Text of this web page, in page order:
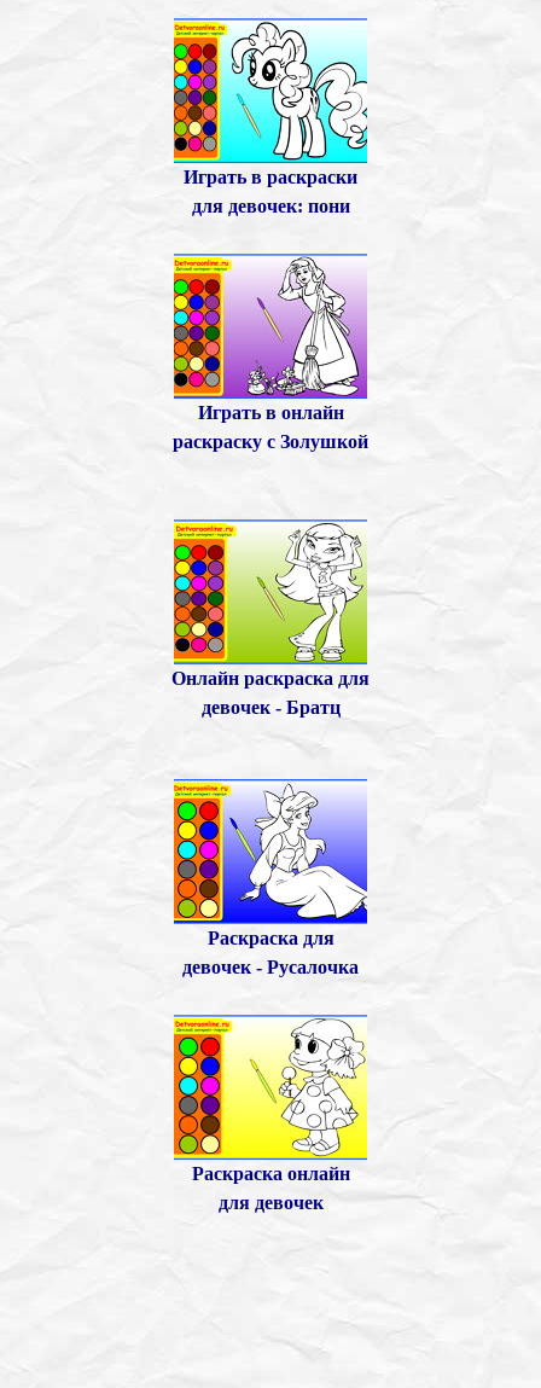
Играть в раскраски
для девочек: пони
Играть в онлайн
раскраску с Золушкой
Онлайн раскраска для
девочек - Братц
Раскраска для
девочек - Русалочка
Раскраска онлайн
для девочек